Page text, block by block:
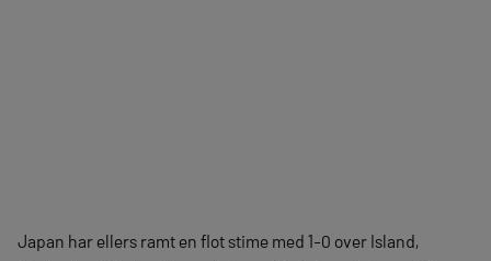
Japan har ellers ramt en flot stime med 1-0 over Island,